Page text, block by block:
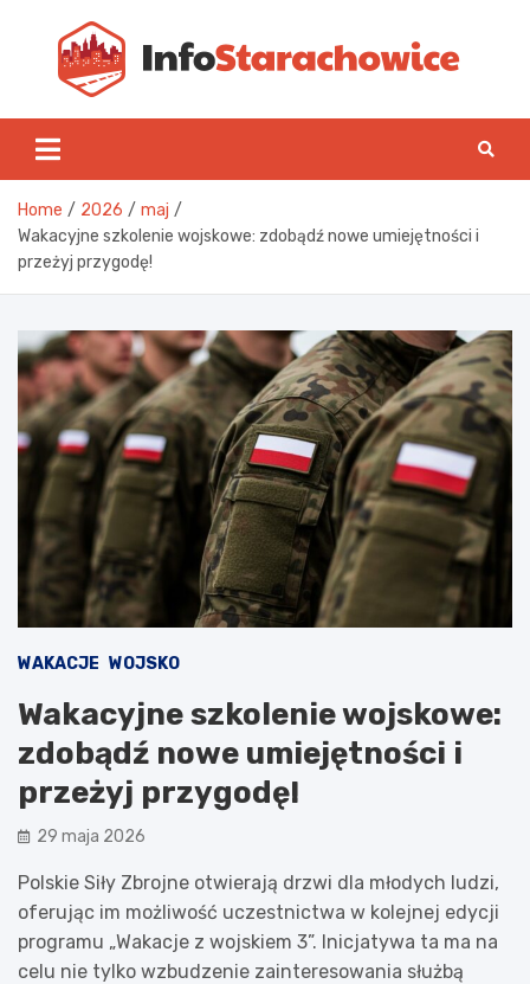
content
Home 2026
maj
Wakacyjne szkolenie wojskowe: zdobądź nowe umiejętności i
przeżyj przygodę!
WAKACJE WOJSKO
Wakacyjne szkolenie wojskowe:
zdobądź nowe umiejętności i
przeżyj przygodę!
29 maja 2026
Polskie Siły Zbrojne otwierają drzwi dla młodych ludzi,
oferując im możliwość uczestnictwa w kolejnej edycji
programu „Wakacje z wojskiem 3”. Inicjatywa ta ma na
celu nie tylko wzbudzenie zainteresowania służbą